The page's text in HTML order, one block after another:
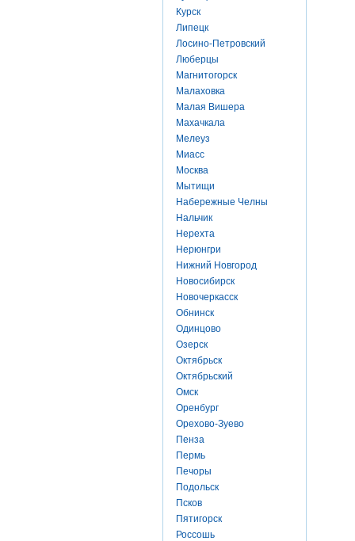
Курск
Липецк
Лосино-Петровский
Люберцы
Магнитогорск
Малаховка
Малая Вишера
Махачкала
Мелеуз
Миасс
Москва
Мытищи
Набережные Челны
Нальчик
Нерехта
Нерюнгри
Нижний Новгород
Новосибирск
Новочеркасск
Обнинск
Одинцово
Озерск
Октябрьск
Октябрьский
Омск
Оренбург
Орехово-Зуево
Пенза
Пермь
Печоры
Подольск
Псков
Пятигорск
Россошь